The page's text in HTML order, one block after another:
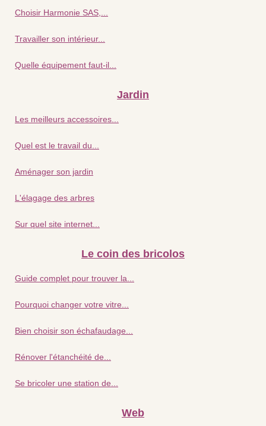
Choisir Harmonie SAS,...
Travailler son intérieur...
Quelle équipement faut-il...
Jardin
Les meilleurs accessoires...
Quel est le travail du...
Aménager son jardin
L'élagage des arbres
Sur quel site internet...
Le coin des bricolos
Guide complet pour trouver la...
Pourquoi changer votre vitre...
Bien choisir son échafaudage...
Rénover l'étanchéité de...
Se bricoler une station de...
Web